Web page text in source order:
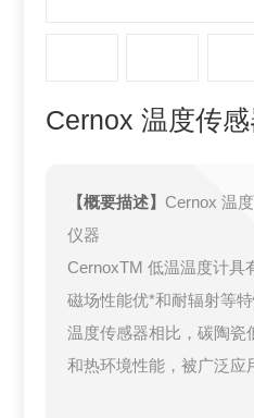
Cernox 温度传
【概要描述】 Cernox 温
仪器
CernoxTM 低温温度计具
磁场性能优*和耐辐射等
温度传感器相比，碳陶瓷
和热环境性能，被广泛应